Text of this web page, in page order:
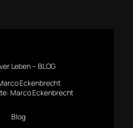
Leben – BLOG
Eckenbrecht
Marco Eckenbrecht
Blog